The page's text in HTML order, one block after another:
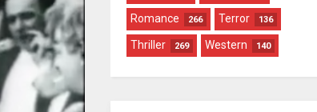
Romance 266 Terror 136
Thriller 269 Western 140